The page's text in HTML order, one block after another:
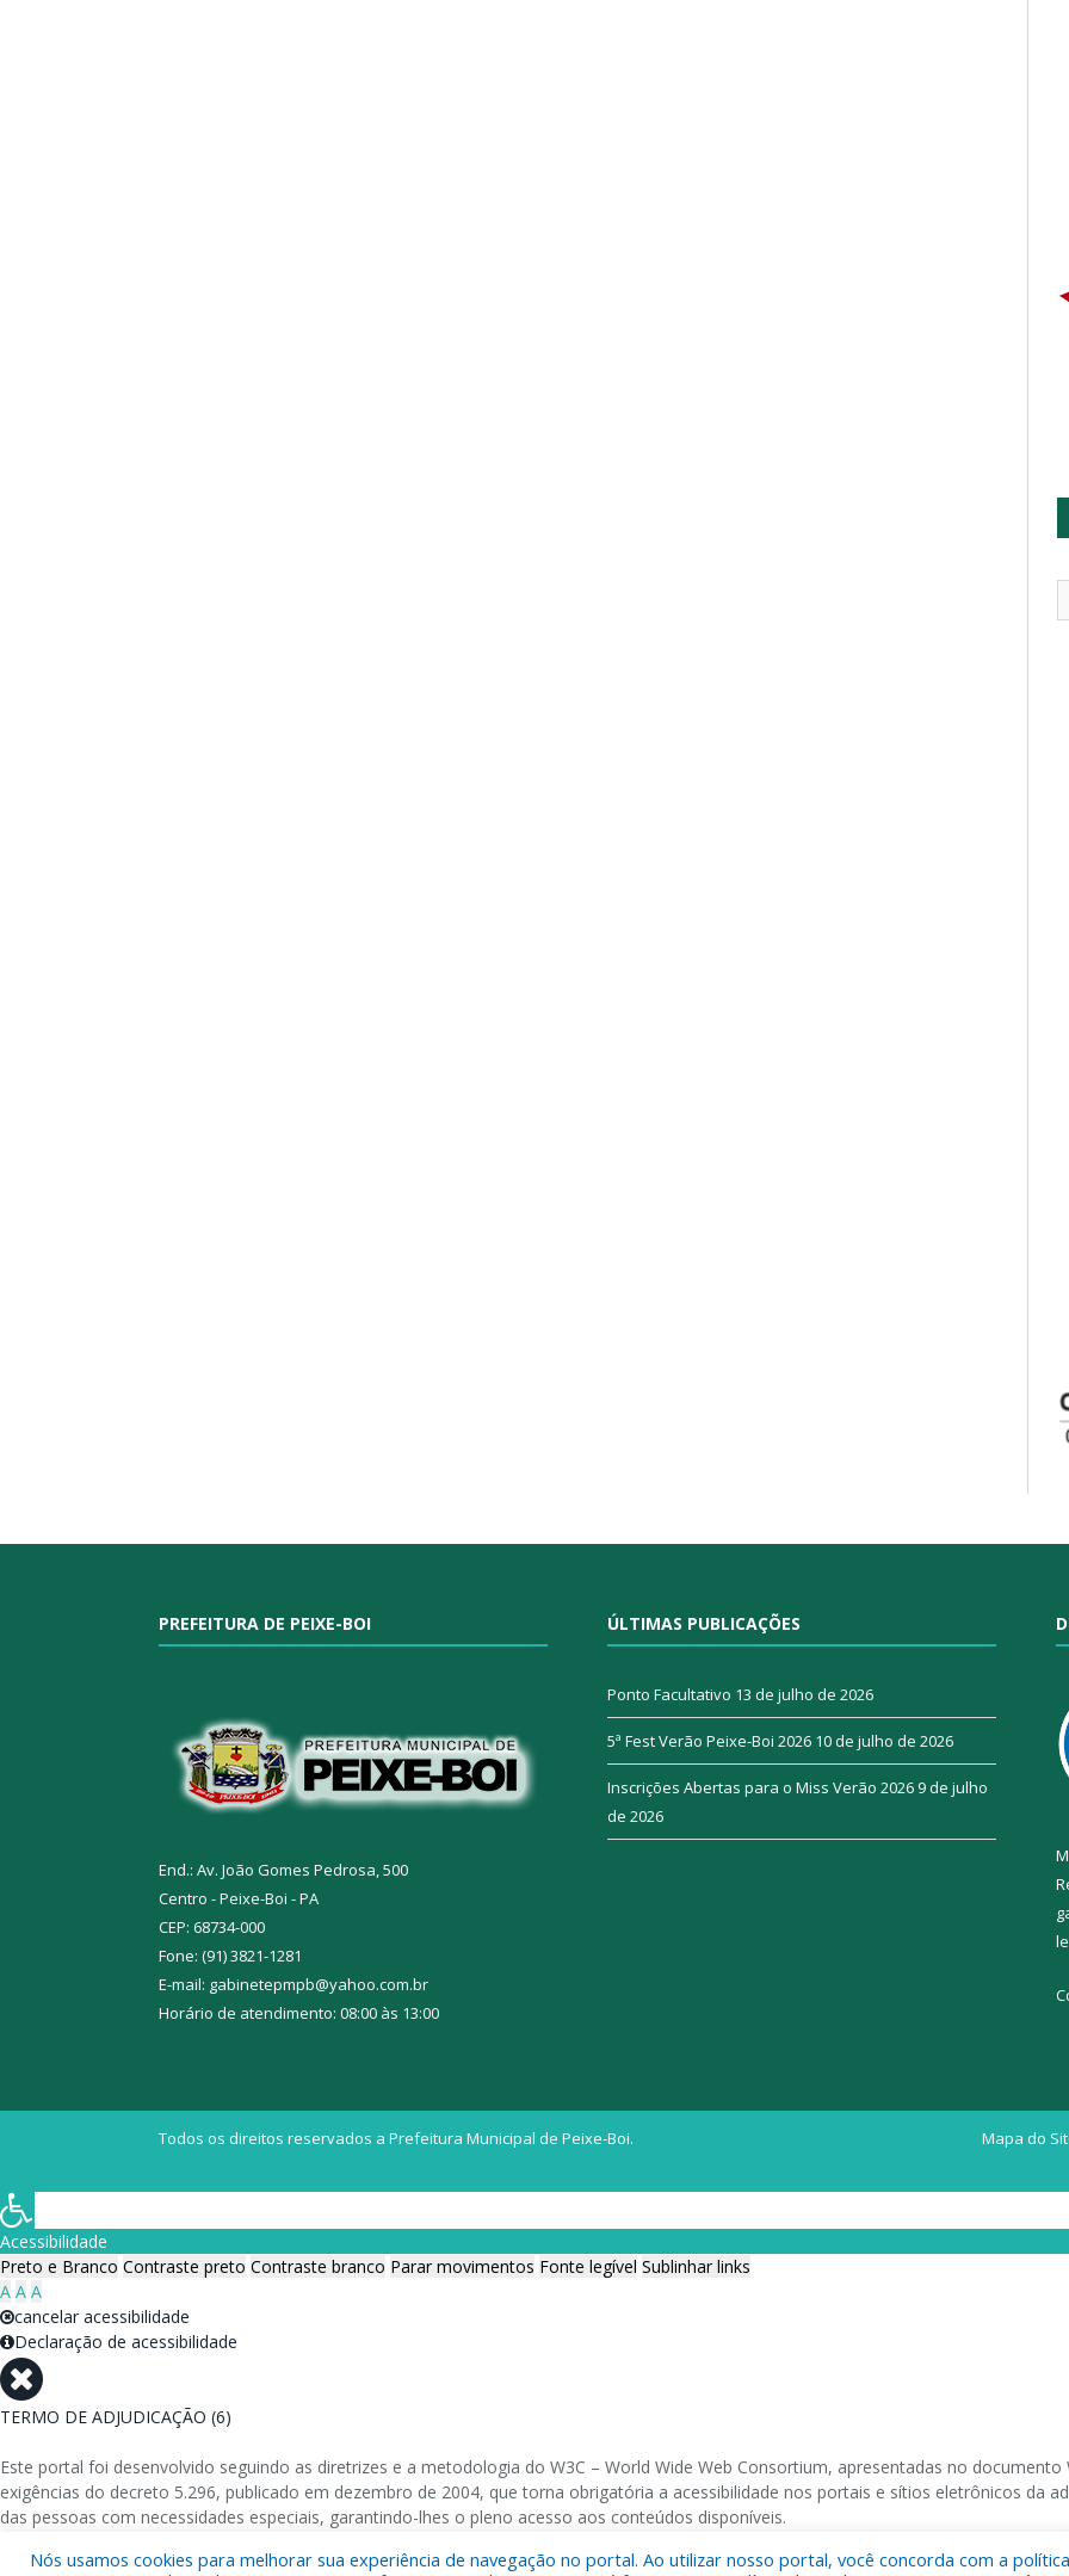
PREFEITURA DE PEIXE-BOI
End.: Av. João Gomes Pedrosa, 500
Centro - Peixe-Boi - PA
CEP: 68734-000
Fone: (91) 3821-1281
E-mail: gabinetepmpb@yahoo.com.br
Horário de atendimento: 08:00 às 13:00
ÚLTIMAS PUBLICAÇÕES
Ponto Facultativo 13 de julho de 2026
5ª Fest Verão Peixe-Boi 2026 10 de julho de 2026
Inscrições Abertas para o Miss Verão 20269 de julho
de 2026
Todos os direitos reservados a Prefeitura Municipal de Peixe-Boi. Mapa do
Nós usamos cookies para melhorar sua experiência de navegação no portal. Ao utilizar nosso portal, você concorda com a
Acessibilidade
Preto e Branco Contraste preto Contraste branco Parar movimentos Fonte legível Sublinhar links
A A A
cancelar acessibilidade
Declaração de acessibilidade
TERMO DE ADJUDICAÇÃO (6)
Este portal foi desenvolvido seguindo as diretrizes e a metodologia do W3C – World Wide Web Consortium, apresentadas no
exigências do decreto 5.296, publicado em dezembro de 2004, que torna obrigatória a acessibilidade nos portais e sítios eletrônicos da
das pessoas com necessidades especiais, garantindo-lhes o pleno acesso aos conteúdos disponíveis.
Além de validações automáticas, foram realizados testes em diversos navegadores e através do utilitário de acesso a Internet do